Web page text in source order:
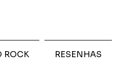
ROCK RESENHAS